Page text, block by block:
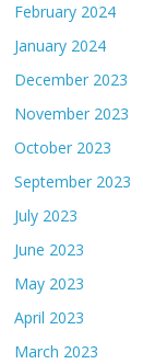
February 2024
January 2024
December 2023
November 2023
October 2023
September 2023
July 2023
June 2023
May 2023
April 2023
March 2023